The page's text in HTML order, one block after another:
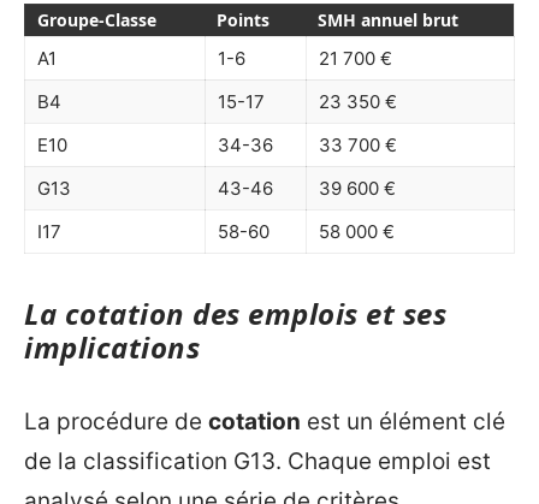
Groupe-Classe Points
SMH annuel brut
A1
1-6
21 700 €
B4
15-17
23 350 €
E10
34-36
33 700 €
G13
43-46
39 600 €
I17
58-60 58 000 €
La cotation des emplois et ses
implications
La procédure de cotation est un élément clé
de la classification G13. Chaque emploi est